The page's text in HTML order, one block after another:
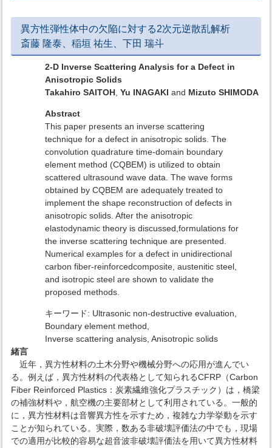
異方性弾性体中の欠陥に対する2次元逆散乱解析
斎藤 隆泰、稲垣 祐生、下田 瑞斗
2-D Inverse Scattering Analysis for a Defect in
Anisotropic Solids
Takahiro SAITOH, Yu INAGAKI and Mizuto SHIMODA
Abstract
This paper presents an inverse scattering
technique for a defect in anisotropic solids. The
convolution quadrature time-domain boundary
element method (CQBEM) is utilized to obtain
scattered ultrasound wave data. The wave forms
obtained by CQBEM are adequately treated to
implement the shape reconstruction of defects in
anisotropic solids. After the anisotropic
elastodynamic theory is discussed,formulations for
the inverse scattering technique are presented.
Numerical examples for a defect in unidirectional
carbon fiber-reinforcedcomposite, austenitic steel,
and isotropic steel are shown to validate the
proposed methods.
キーワード: Ultrasonic non-destructive evaluation,
Boundary element method,
Inverse scattering analysis, Anisotropic solids
緒言
近年，異方性材料の土木分野や機械分野への応用が進んでい
る。例えば，異方性材料の代表格として知られるCFRP（Carbon
Fiber Reinforced Plastics：炭素繊維強化プラスチック）は，橋梁
の補強材料や，航空機の主要部材として利用されている。一般的
に，異方性材料は音響異方性を示すため，複雑な力学挙動を示す
ことが知られている。実際，数ある非破壊評価法の中でも，現場
での適用が比較的容易な超音波非破壊評価法を用いて異方性材料